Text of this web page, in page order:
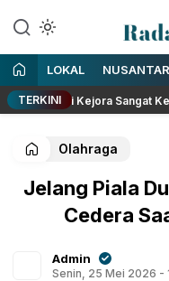
LOKAL
TERKINI
Lesti Kejora Sangat Kesal
Olahraga
Jelang Piala
Cedera
Admin
Senin, 25 Mei 2026 -